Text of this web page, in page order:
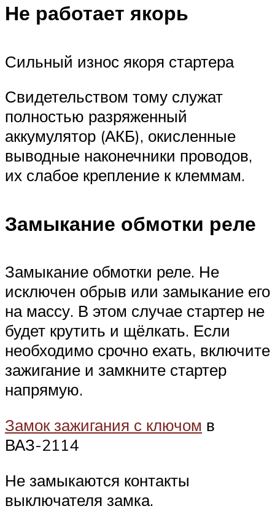
Не работает якорь
Сильный износ якоря стартера
Свидетельством тому служат
полностью разряженный
аккумулятор (АКБ), окисленные
выводные наконечники проводов,
их слабое крепление к клеммам.
Замыкание обмотки реле
Замыкание обмотки реле. Не
исключен обрыв или замыкание его
на массу. В этом случае стартер не
будет крутить и щёлкать. Если
необходимо срочно ехать, включите
зажигание и замкните стартер
напрямую.
Замок зажигания с ключом в
ВАЗ-2114
Не замыкаются контакты
выключателя замка.